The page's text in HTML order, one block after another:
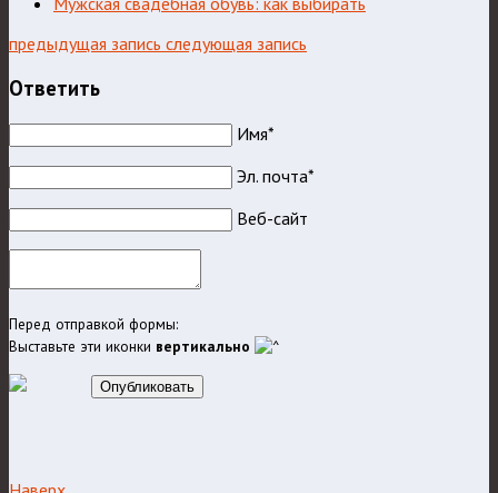
предыдущая запись следующая запись
Ответить
Имя*
Эл. почта*
Веб-сайт
Перед отправкой формы:
Выставьте эти иконки вертикально
Опубликовать